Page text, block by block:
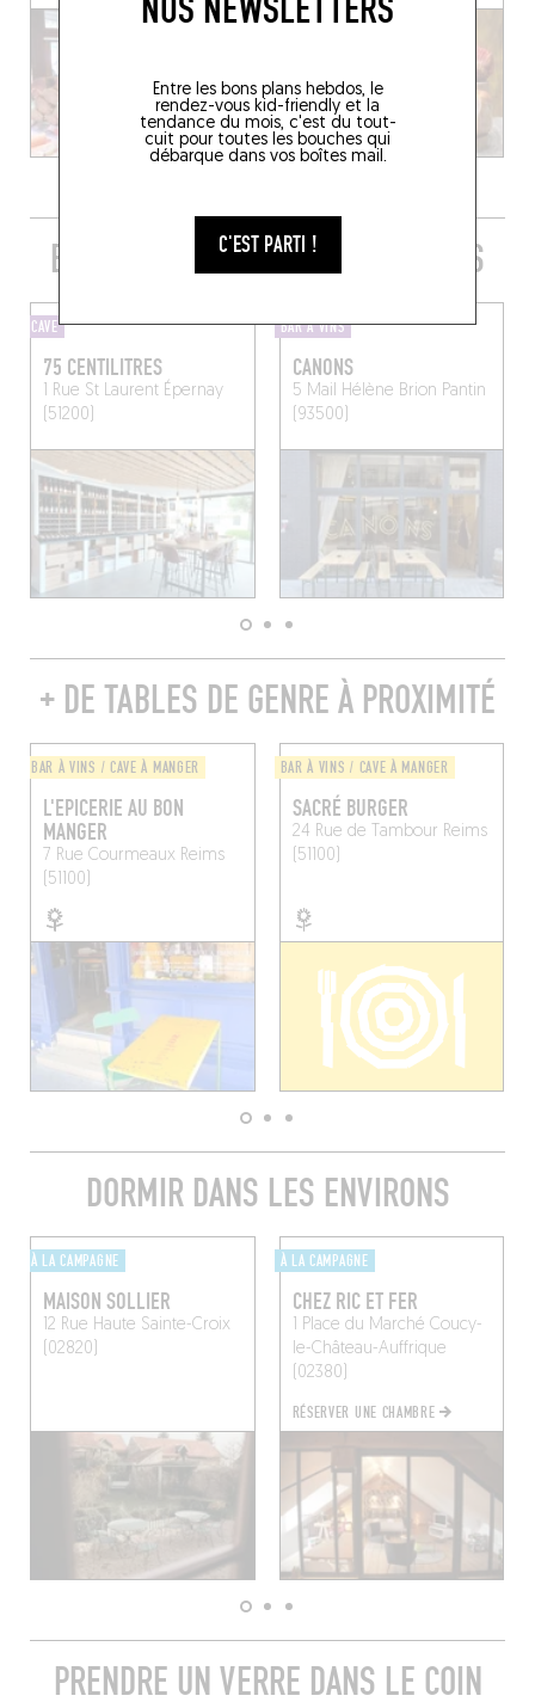
Entre les bons plans hebdos, le
rendez-vous kid-friendly et la
tendance du mois, c'est du tout-
cuit pour toutes les bouches qui
débarque dans vos boîtes mail.
C'EST PARTI !
EMBARQUER SA QUILLE TOUT PRÈS
CAVE
75 CENTILITRES
1 Rue St LaurentÉpernay
(51200)
BAR À VINS
CANONS
5 Mail Hélène Brion Pantin
(93500)
+ DE TABLES DE GENRE À PROXIMITÉ
BAR À VINS / CAVE À MANGER
L'EPICERIE AU BON
MANGER
7 Rue Courmeaux Reims
(51100)
BAR À VINS / CAVE À MANGER
SACRÉ BURGER
24 Rue de Tambour Reims
(51100)
DORMIR DANS LES ENVIRONS
À LA CAMPAGNE
MAISON SOLLIER
12 Rue Haute Sainte-Croix
(02820)
À LA CAMPAGNE
CHEZ RIC ET FER
1 Place du Marché Coucy-
le-Château-Auffrique
(02380)
RÉSERVER UNE CHAMBRE
PRENDRE UN VERRE DANS LE COIN